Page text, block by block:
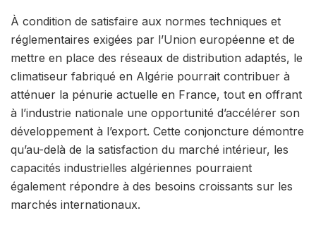
À condition de satisfaire aux normes techniques et
réglementaires exigées par l’Union européenne et de
mettre en place des réseaux de distribution adaptés, le
climatiseur fabriqué en Algérie pourrait contribuer à
atténuer la pénurie actuelle en France, tout en offrant
à l’industrie nationale une opportunité d’accélérer son
développement à l’export. Cette conjoncture démontre
qu’au-delà de la satisfaction du marché intérieur, les
capacités industrielles algériennes pourraient
également répondre à des besoins croissants sur les
marchés internationaux.